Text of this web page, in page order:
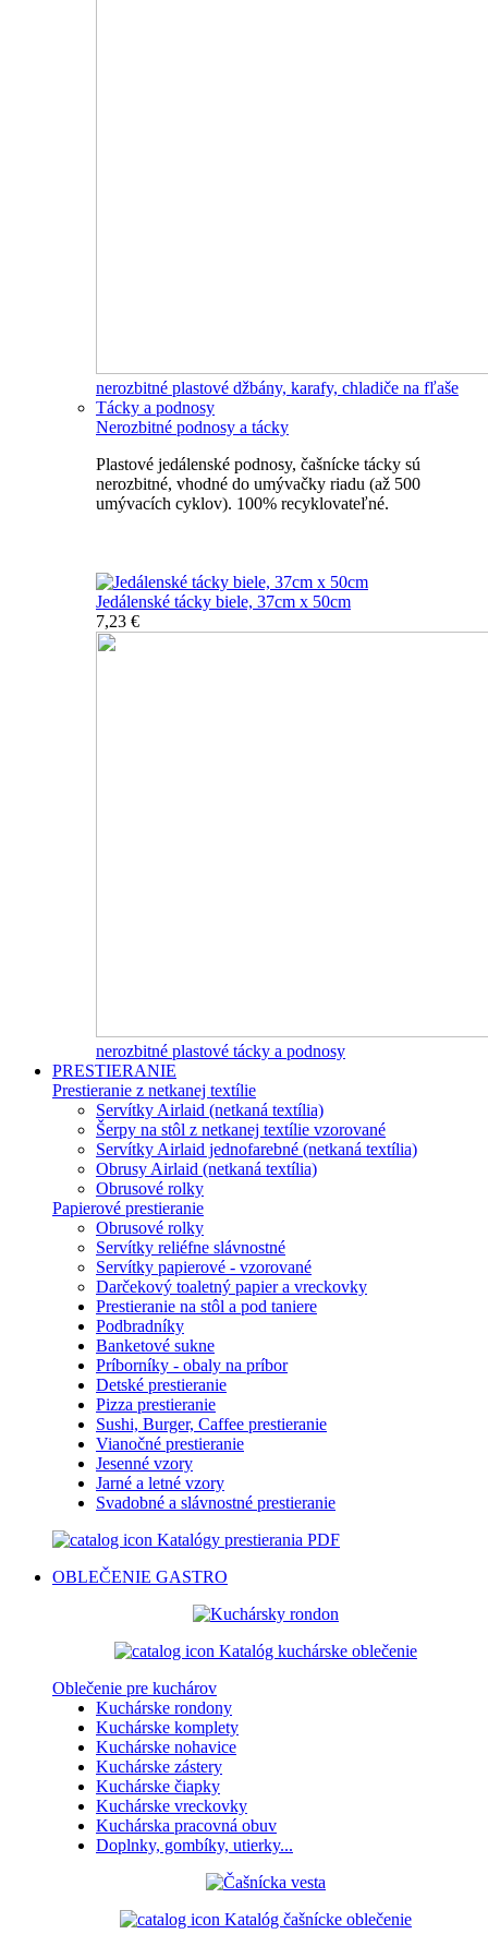
nerozbitné plastové džbány, karafy, chladiče na fľaše
Tácky a podnosy
Nerozbitné podnosy a tácky
Plastové jedálenské podnosy, čašnícke tácky sú
nerozbitné, vhodné do umývačky riadu (až 500
umývacích cyklov). 100% recyklovateľné.
Jedálenské tácky biele, 37cm x 50cm
7,23 €
nerozbitné plastové tácky a podnosy
PRESTIERANIE
Prestieranie z netkanej textílie
Servítky Airlaid (netkaná textília)
Šerpy na stôl z netkanej textílie vzorované
Servítky Airlaid jednofarebné (netkaná textília)
Obrusy Airlaid (netkaná textília)
Obrusové rolky
Papierové prestieranie
Obrusové rolky
Servítky reliéfne slávnostné
Servítky papierové - vzorované
Darčekový toaletný papier a vreckovky
Prestieranie na stôl a pod taniere
Podbradníky
Banketové sukne
Príborníky - obaly na príbor
Detské prestieranie
Pizza prestieranie
Sushi, Burger, Caffee prestieranie
Vianočné prestieranie
Jesenné vzory
Jarné a letné vzory
Svadobné a slávnostné prestieranie
Katalógy prestierania PDF
OBLEČENIE GASTRO
Katalóg kuchárske oblečenie
Oblečenie pre kuchárov
Kuchárske rondony
Kuchárske komplety
Kuchárske nohavice
Kuchárske zástery
Kuchárske čiapky
Kuchárske vreckovky
Kuchárska pracovná obuv
Doplnky, gombíky, utierky...
Katalóg čašnícke oblečenie